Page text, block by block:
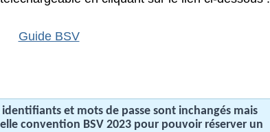
Guide BSV
et mots de passe sont inchangés mais
convention BSV 2023 pour pouvoir réserver un